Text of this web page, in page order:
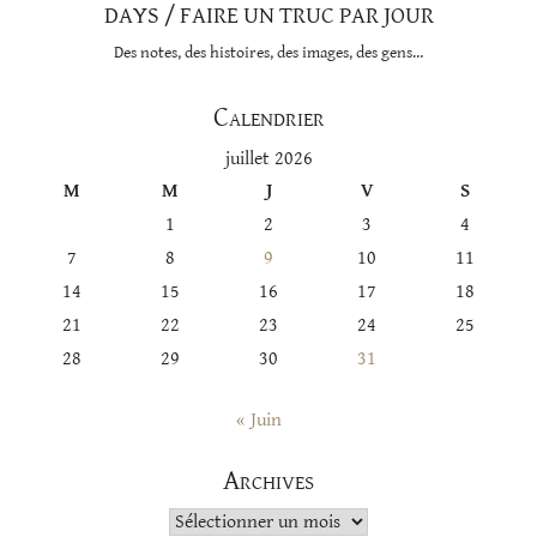
DAYS / FAIRE UN TRUC PAR JOUR
Des notes, des histoires, des images, des gens…
Calendrier
juillet 2026
M M J V S
1
2 3 4
7 8 9 10 11
14 15 16 17 18
21 22 23 24 25
28 29 30 31
« Juin
Archives
Archives